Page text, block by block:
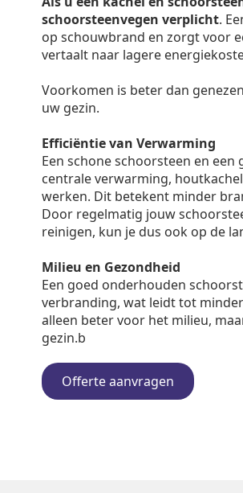
schoorsteenvegen verplicht.
op schouwbrand en zorgt voor
vertaalt naar lagere
Voorkomen is beter dan
uw gezin.
Efficiëntie van Verwarming
Een schone schoorsteen en
centrale verwarming,
werken. Dit betekent minder
Door regelmatig jouw
reinigen, kun je dus ook op de
Milieu en Gezondheid
Een goed onderhouden
verbranding, wat leidt tot
alleen beter voor het milieu,
gezin.b
Offerte aanvragen